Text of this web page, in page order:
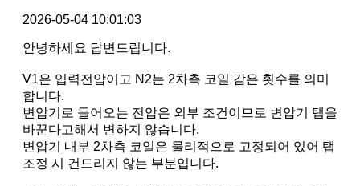
2026-05-04 10:01:03
안녕하세요 답변드립니다.
V1은 입력전압이고 N2는 2차측 코일 감은 횟수를 의미
합니다.
변압기로 들어오는 전압은 외부 조건이므로 변압기 탭을
바꾼다고해서 변하지 않습니다.
변압기 내부 2차측 코일은 물리적으로 고정되어 있어 탭
조정 시 건드리지 않는 부분입니다.